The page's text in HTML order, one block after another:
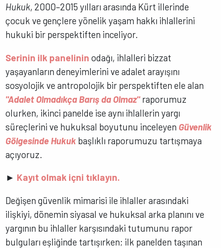
Hukuk, 2000–2015 yılları arasında Kürt illerinde
çocuk ve gençlere yönelik yaşam hakkı ihlallerini
hukuki bir perspektiften inceliyor.
Serinin ilk panelinin odağı, ihlalleri bizzat
yaşayanların deneyimlerini ve adalet arayışını
sosyolojik ve antropolojik bir perspektiften ele alan
"Adalet Olmadıkça Barış da Olmaz"raporumuz
olurken, ikinci panelde ise aynı ihlallerin yargı
süreçlerini ve hukuksal boyutunu inceleyen Güvenlik
Gölgesinde Hukuk başlıklı raporumuzu tartışmaya
açıyoruz.
► Kayıt olmak içni tıklayın.
Değişen güvenlik mimarisi ile ihlaller arasındaki
ilişkiyi, dönemin siyasal ve hukuksal arka planını ve
yargının bu ihlaller karşısındaki tutumunu rapor
bulguları eşliğinde tartışırken; ilk panelden taşınan